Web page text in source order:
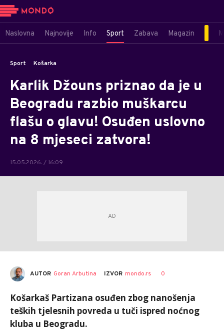
Naslovna Najnovije Info Sport Zabava Magazin
Sport Košarka
Karlik Džouns priznao da je u
Beogradu razbio muškarcu
flašu o glavu! Osuđen uslovno
na 8 mjeseci zatvora!
15.05.2026. / 16:09
AUTOR Goran Arbutina IZVOR mondo.rs 0
Košarkaš Partizana osuđen zbog nanošenja
teških tjelesnih povreda u tuči ispred noćnog
kluba u Beogradu.